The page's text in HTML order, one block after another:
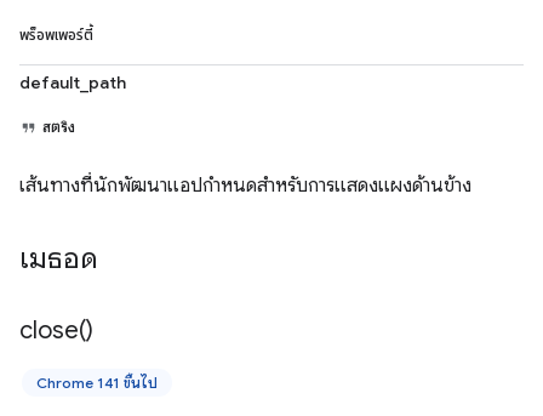
พร็อพเพอร์ตี้
default_path
สตริง
เส้นทางที่นักพัฒนาแอปกำหนดสำหรับการแสดงแผงด้านข้าง
เมธอด
close()
Chrome 141 ขึ้นไป